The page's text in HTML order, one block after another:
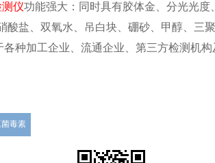
仪功能强大：同时具有胶体金、分光光
盐、双氧水、吊白块、硼砂、甲醇、三
种加工企业、流通企业、第三方检测机
毒素